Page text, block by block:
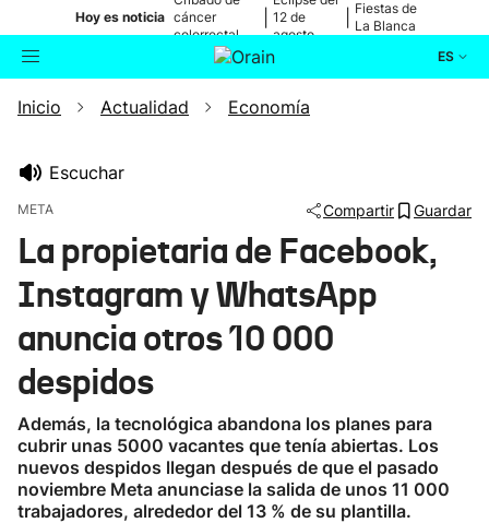
Hoy es noticia cáncer
colorrectal
12 de
agosto
Fiestas de
La Blanca
ES
Buscador Actualidad
Ikusmiran
Eguraldia
Inicio Actualidad Economía
Escuchar
META Compartir Guardar
La propietaria de Facebook,
Instagram y WhatsApp
anuncia otros 10 000
despidos
Además, la tecnológica abandona los planes para
cubrir unas 5000 vacantes que tenía abiertas. Los
nuevos despidos llegan después de que el pasado
noviembre Meta anunciase la salida de unos 11 000
trabajadores, alrededor del 13 % de su plantilla.